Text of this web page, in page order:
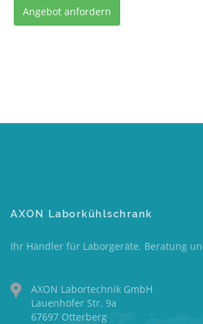
Angebot anfordern
AXON Laborkühlschrank
Ihr Händler für Laborgeräte. Beratung
AXON Labortechnik GmbH
Lauenhöfer Str. 9a
67697 Otterberg